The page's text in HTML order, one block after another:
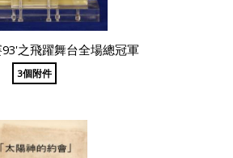
之飛躍舞台全場總冠軍
3個附件